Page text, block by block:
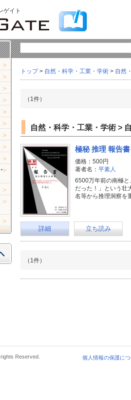
ゲイト
トップ> 自然・科学・工業・学術 > 自然
（1件）
自然・科学・工業・学術 >
極秘 推理 報告
価格：500円
著者名： 平素人
6500万年前の南極
だった！」という壮
名等から推理洞察を
詳細 立ち読み
（1件）
個人情報の保護に
Reserved.